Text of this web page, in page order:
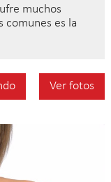
muchos
comunes es la
Ver fotos